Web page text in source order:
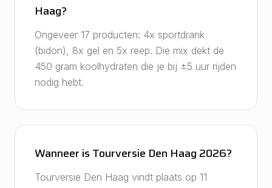
Haag?
Ongeveer 17 producten: 4x sportdrank
(bidon), 8x gel en 5x reep. Die mix dekt de
450 gram koolhydraten die je bij ±5 uur rijden
nodig hebt.
Wanneer is Tourversie Den Haag 2026?
Tourversie Den Haag vindt plaats op 11